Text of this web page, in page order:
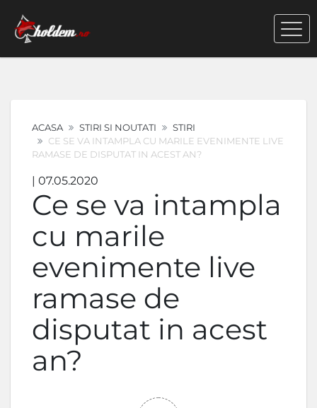
ACASA STIRI SI NOUTATI
STIRI
CE SE VA INTAMPLA CU MARILE EVENIMENTE LIVE
RAMASE DE DISPUTAT IN ACEST AN?
| 07.05.2020
Ce se va intampla
cu marile
evenimente live
ramase de
disputat in acest
an?